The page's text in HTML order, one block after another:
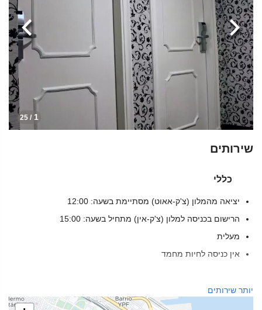
1
/ 25
הקודמת הבא
שירותים
כללי
יציאה מהמלון (צ'ק-אאוט) מסתיימת בשעה: 12:00
הרישום בכניסה למלון (צ'ק-אין) מתחיל בשעה: 15:00
מעלית
אין כניסה לחיות מחמד
מסעדת א־לה־קארט
יותר שירותים